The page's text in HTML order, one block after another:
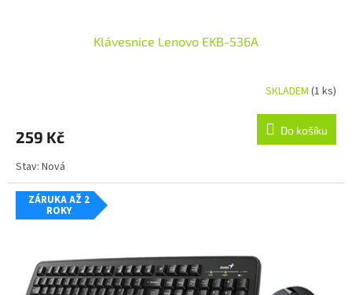
Klávesnice Lenovo EKB-536A
SKLADEM (1 ks)
259 Kč Do košíku
Stav: Nová
ZÁRUKA AŽ 2
ROKY